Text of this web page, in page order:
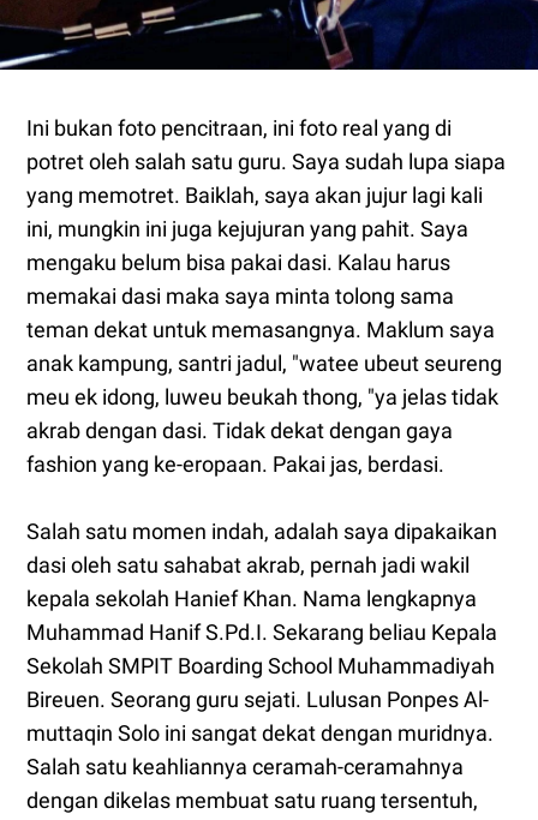
Ini bukan foto pencitraan, ini foto real yang di
potret oleh salah satu guru. Saya sudah lupa siapa
yang memotret. Baiklah, saya akan jujur lagi kali
ini, mungkin ini juga kejujuran yang pahit. Saya
mengaku belum bisa pakai dasi. Kalau harus
memakai dasi maka saya minta tolong sama
teman dekat untuk memasangnya. Maklum saya
anak kampung, santri jadul, "watee ubeut seureng
meu ek idong, luweu beukah thong, "ya jelas tidak
akrab dengan dasi. Tidak dekat dengan gaya
fashion yang ke-eropaan. Pakai jas, berdasi.
Salah satu momen indah, adalah saya dipakaikan
dasi oleh satu sahabat akrab, pernah jadi wakil
kepala sekolah Hanief Khan. Nama lengkapnya
Muhammad Hanif S.Pd.I. Sekarang beliau Kepala
Sekolah SMPIT Boarding School Muhammadiyah
Bireuen. Seorang guru sejati. Lulusan Ponpes Al-
muttaqin Solo ini sangat dekat dengan muridnya.
Salah satu keahliannya ceramah-ceramahnya
dengan dikelas membuat satu ruang tersentuh,